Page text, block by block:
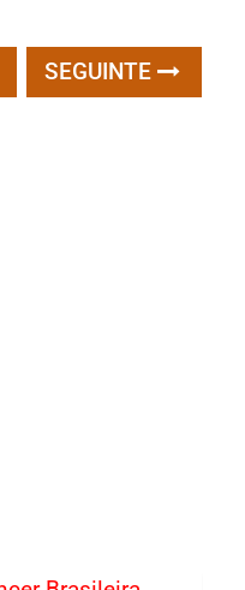
SEGUINTE